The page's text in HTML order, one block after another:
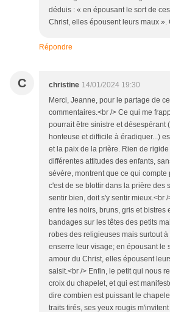
déduis : « en épousant le sort de
Christ, elles épousent leurs maux ».
Répondre
C christine 14/01/2024 19:30
Merci, Jeanne, pour le partage de
commentaires.<br /> Ce qui me
pourrait être sinistre et désespérant
honteuse et difficile à éradiquer...)
et la paix de la prière. Rien de
différentes attitudes des enfants,
sévère, montrent que ce qui
c'est de se blottir dans la prière des
sentir bien, doit s'y sentir mieux.<br
entre les noirs, bruns, gris et bistres
bandages sur les têtes des petits
robes des religieuses mais surtout
enserre leur visage; en épousant le
amour du Christ, elles épousent
saisit.<br /> Enfin, le petit qui nous
croix du chapelet, et qui est
dire combien est puissant le
traits tirés, ses yeux rougis